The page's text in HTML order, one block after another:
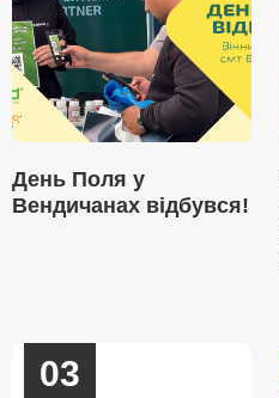
День Поля у
Вендичанах відбувся!
03